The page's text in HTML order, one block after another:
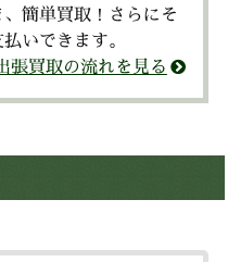
簡単買取！さらにそ
いできます。
張買取の流れを見る